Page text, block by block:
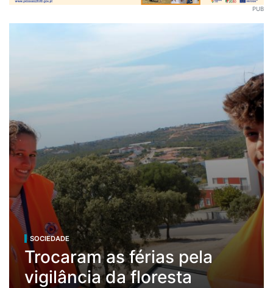
PUB
SOCIEDADE
Trocaram as férias pela
vigilância da floresta